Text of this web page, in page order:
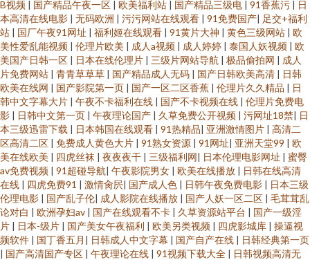
B视频 | 国产精品午夜一区 | 欧美福利站 | 国产精品三级电 | 91香蕉污 | 日
本高清在线电影 | 无码欧洲 | 污污网站在线观看 | 91免费国产| 足交+福利
站 | 国厂午夜91网址 | 福利姬在线观看 | 91黄片大神 | 黄色三级网站 | 欧
美性爱乱能视频 | 伦理片欧美 | 成人a视频 | 成人婷婷 | 泰国人妖视频 | 欧
美国产日韩一区 | 日本在线伦理片 | 三级片网站导航 | 极品偷拍网 | 成人
片免费网站 | 青青草草草 | 国产精品成人无码 | 国产日韩欧美高清 | 日韩
欧美在线网 | 国产影院第一页 | 国产一区二区香蕉 | 伦理片久久精品 | 日
韩中文字幕大片 | 午夜不卡福利在线 | 国产不卡视频在线 | 伦理片免费电
影 | 日韩中文第一页 | 午夜理论国产 | 久草免费公开视频 | 污网址18禁| 日
本三级迅雷下载 | 日本韩国在线观看 | 91热精品| 亚洲激情图片 | 高清二
区高清二区 | 免费成人黄色大片 | 91熟女资源 | 91网址| 亚洲天堂99 | 欧
美在线欧美 | 四虎丝袜 | 夜夜夜干 | 三级福利网| 日本伦理电影网址 | 蜜臀
av免费视频 | 91超碰导航| 午夜影院男女 | 欧美在线播放 | 日韩在线高清
在线 | 四虎免费91 | 激情肏屄| 国产成人色 | 日韩午夜免费电影 | 日本三级
伦理电影 | 国产乱子伦| 成人影院在线播放 | 国产人妖一区二区 | 毛茸茸乱
论对白 | 欧洲孕妇av | 国产在线观看不卡 | 久草资源站平台 | 国产一级淫
片 | 日本-级片 | 国产美女午夜福利 | 欧美另类视频 | 四虎影城库 | 操逼视
频软件 | 国丁香五月 | 日韩成人中文字幕 | 国产自产在线 | 日韩经典第一页
| 国产高清国产专区 | 午夜理论在线 | 91视频下载大全 | 日韩视频高清无